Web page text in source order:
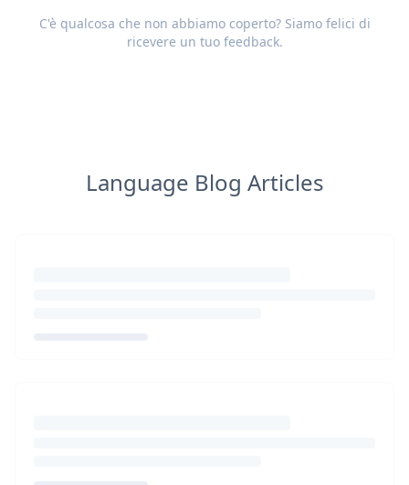
C'è qualcosa che non abbiamo coperto? Siamo felici di
ricevere un tuo feedback.
Language Blog Articles